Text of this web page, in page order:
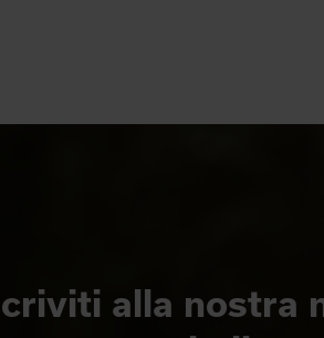
alla nostra